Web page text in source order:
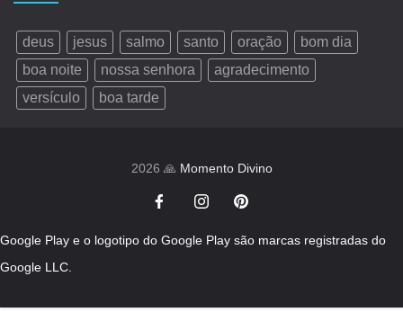
deus jesus salmo santo oração
bom dia
boa noite
nossa senhora
agradecimento
versículo
boa tarde
2026 🙏 Momento Divino
Google Play e o logotipo do Google Play são marcas registradas do
Google LLC.